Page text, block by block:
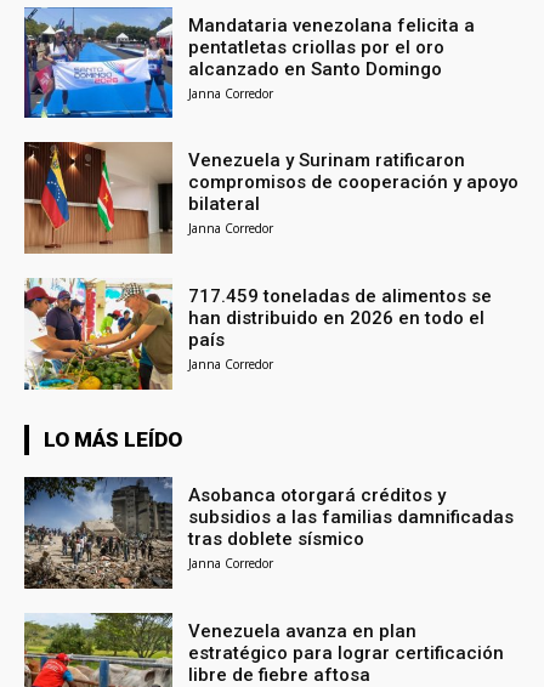
Mandataria venezolana felicita a
pentatletas criollas por el oro
alcanzado en Santo Domingo
Janna Corredor
Venezuela y Surinam ratificaron
compromisos de cooperación y apoyo
bilateral
Janna Corredor
717.459 toneladas de alimentos se
han distribuido en 2026 en todo el
país
Janna Corredor
LO MÁS LEÍDO
Asobanca otorgará créditos y
subsidios a las familias damnificadas
tras doblete sísmico
Janna Corredor
Venezuela avanza en plan
estratégico para lograr certificación
libre de fiebre aftosa